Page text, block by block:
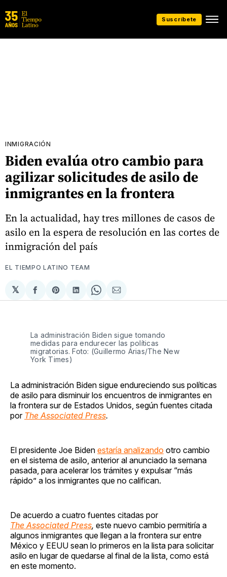
Suscríbete
INMIGRACIÓN
Biden evalúa otro cambio para
agilizar solicitudes de asilo de
inmigrantes en la frontera
En la actualidad, hay tres millones de casos de
asilo en la espera de resolución en las cortes de
inmigración del país
EL TIEMPO LATINO TEAM
𝕏
Compartir
en
Share
on
Compartir
en
Share
on
Compartir
via
La administración Biden sigue tomando
medidas para endurecer las políticas
migratorias. Foto: (Guillermo Arias/The New
York Times)
La administración Biden sigue endureciendo sus políticas
de asilo para disminuir los encuentros de inmigrantes en
la frontera sur de Estados Unidos, según fuentes citada
por The Associated Press.
El presidente Joe Biden estaría analizando otro cambio
en el sistema de asilo, anterior al anunciado la semana
pasada, para acelerar los trámites y expulsar “más
rápido” a los inmigrantes que no califican.
De acuerdo a cuatro fuentes citadas por
The Associated Press, este nuevo cambio permitiría a
algunos inmigrantes que llegan a la frontera sur entre
México y EEUU sean lo primeros en la lista para solicitar
asilo en lugar de quedarse al final de la lista, como está
en este momento.